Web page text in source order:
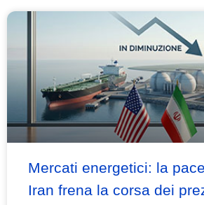
Mercati energetici: la
Iran frena la corsa dei